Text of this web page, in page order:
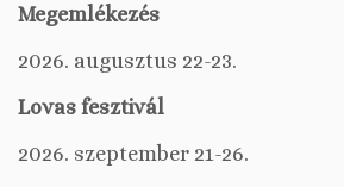
Megemlékezés
2026. augusztus 22-23.
Lovas fesztivál
2026. szeptember 21-26.